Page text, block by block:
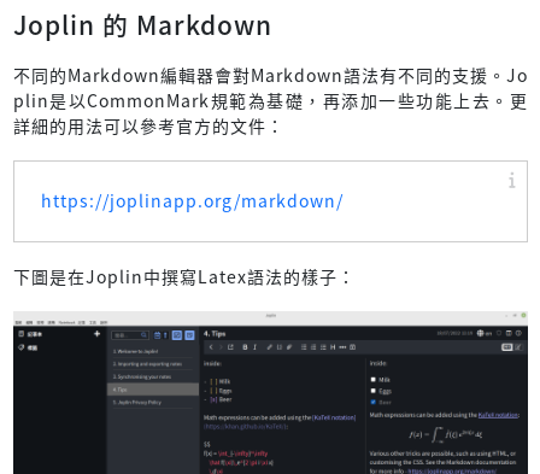
Joplin 的 Markdown
不同的Markdown編輯器會對Markdown語法有不同的支援。Jo
plin是以CommonMark規範為基礎，再添加一些功能上去。更
詳細的用法可以參考官方的文件：
https://joplinapp.org/markdown/
下圖是在Joplin中撰寫Latex語法的樣子：